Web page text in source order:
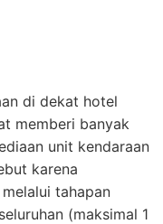
di dekat hotel
memberi banyak
unit kendaraan
karena
tahapan
(maksimal 1